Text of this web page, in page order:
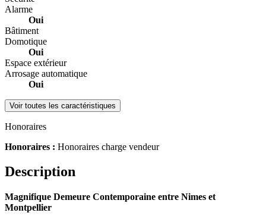
Alarme
Oui
Bâtiment
Domotique
Oui
Espace extérieur
Arrosage automatique
Oui
Voir toutes les caractéristiques
Honoraires
Honoraires : Honoraires charge vendeur
Description
Magnifique Demeure Contemporaine entre Nimes et
Montpellier